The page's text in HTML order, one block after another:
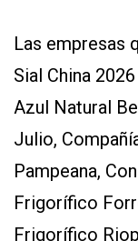
Las empresas
Sial China
Azul Natural
Julio,
Pampeana,
Frigorífico
Frigorífico